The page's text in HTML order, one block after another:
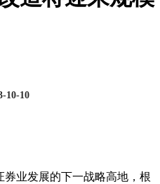
10-10
业发展的下一战略高地，根